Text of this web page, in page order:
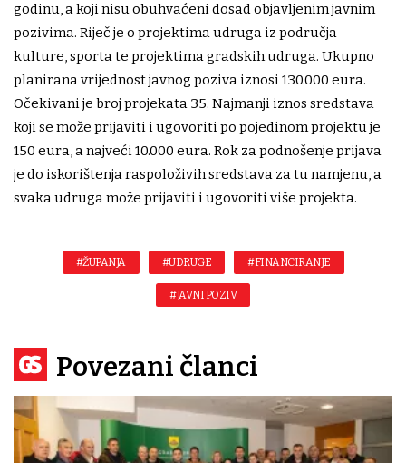
godinu, a koji nisu obuhvaćeni dosad objavljenim javnim
pozivima. Riječ je o projektima udruga iz područja
kulture, sporta te projektima gradskih udruga. Ukupno
planirana vrijednost javnog poziva iznosi 130.000 eura.
Očekivani je broj projekata 35. Najmanji iznos sredstava
koji se može prijaviti i ugovoriti po pojedinom projektu je
150 eura, a najveći 10.000 eura. Rok za podnošenje prijava
je do iskorištenja raspoloživih sredstava za tu namjenu, a
svaka udruga može prijaviti i ugovoriti više projekta.
#ŽUPANJA #UDRUGE #FINANCIRANJE
#JAVNI POZIV
Povezani članci